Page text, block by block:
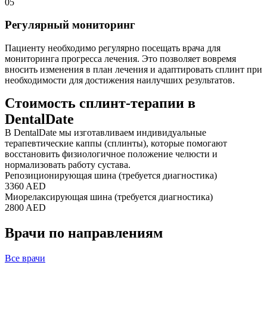
Регулярный мониторинг
Пациенту необходимо регулярно посещать врача для
мониторинга прогресса лечения. Это позволяет вовремя
вносить изменения в план лечения и адаптировать сплинт при
необходимости для достижения наилучших результатов.
Стоимость сплинт-терапии в
DentalDate
В DentalDate мы изготавливаем индивидуальные
терапевтические каппы (сплинты), которые помогают
восстановить физиологичное положение челюсти и
нормализовать работу сустава.
Репозиционирующая шина (требуется диагностика)
3360 AED
Миорелаксирующая шина (требуется диагностика)
2800 AED
Врачи по направлениям
Все врачи